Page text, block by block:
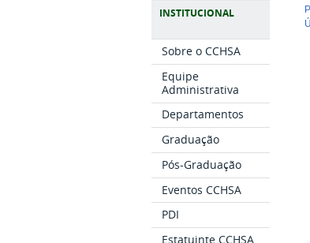
INSTITUCIONAL
Sobre o CCHSA
Equipe
Administrativa
Departamentos
Graduação
Pós-Graduação
Eventos CCHSA
PDI
Estatuinte CCHSA